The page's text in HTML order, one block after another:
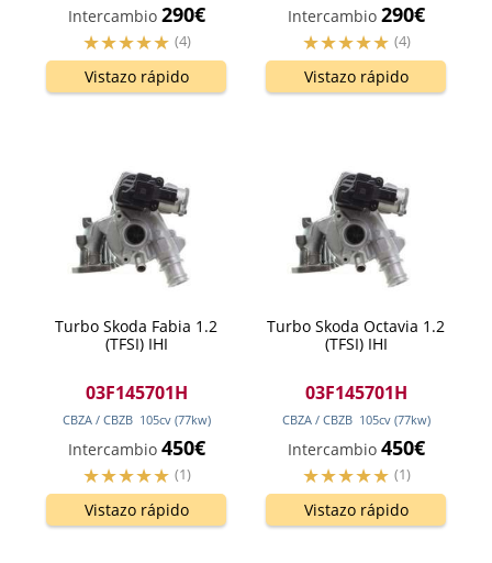
Intercambio 290€
(4)
Vistazo rápido
Intercambio 290€
(4)
Vistazo rápido
Turbo Skoda Fabia 1.2
(TFSI) IHI
03F145701H
CBZA / CBZB 105cv (77kw)
Intercambio 450€
(1)
Vistazo rápido
Turbo Skoda Octavia 1.2
(TFSI) IHI
03F145701H
CBZA / CBZB 105cv (77kw)
Intercambio 450€
(1)
Vistazo rápido